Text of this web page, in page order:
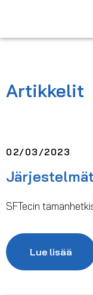
Artikkelit
02/03/2023
SFTecin
Lue lisää